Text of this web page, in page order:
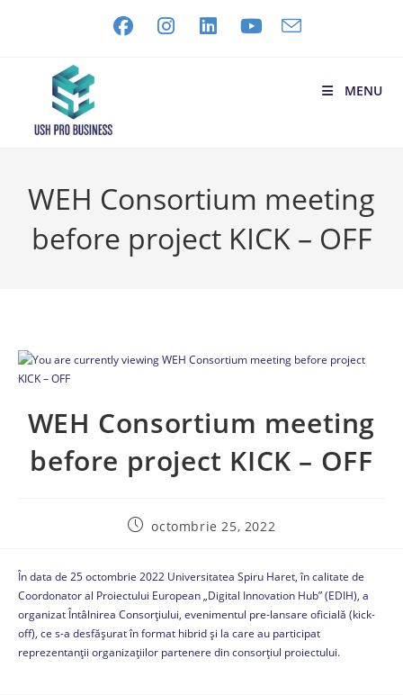
MENU
WEH Consortium meeting
before project KICK – OFF
WEH Consortium meeting
before project KICK – OFF
octombrie 25, 2022
În data de 25 octombrie 2022 Universitatea Spiru Haret, în calitate de
Coordonator al Proiectului European „Digital Innovation Hub” (EDIH), a
organizat Întâlnirea Consorțiului, evenimentul pre-lansare oficială (kick-
off), ce s-a desfășurat în format hibrid și la care au participat
reprezentanții organizațiilor partenere din consorțiul proiectului.